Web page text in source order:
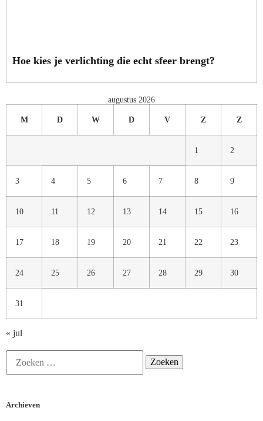
Hoe kies je verlichting die echt sfeer brengt?
augustus 2026
M D W D V Z Z
1 2
3 4 5 6 7 8 9
10 11 12 13 14 15 16
17 18 19 20 21 22 23
24 25 26 27 28 29 30
31
« jul
Archieven